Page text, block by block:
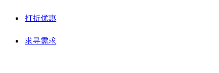
打折优惠
求寻需求